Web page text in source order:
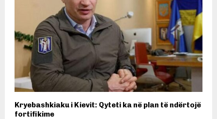
Kryebashkiaku i Kievit: Qyteti ka në plan të ndërtojë
fortifikime